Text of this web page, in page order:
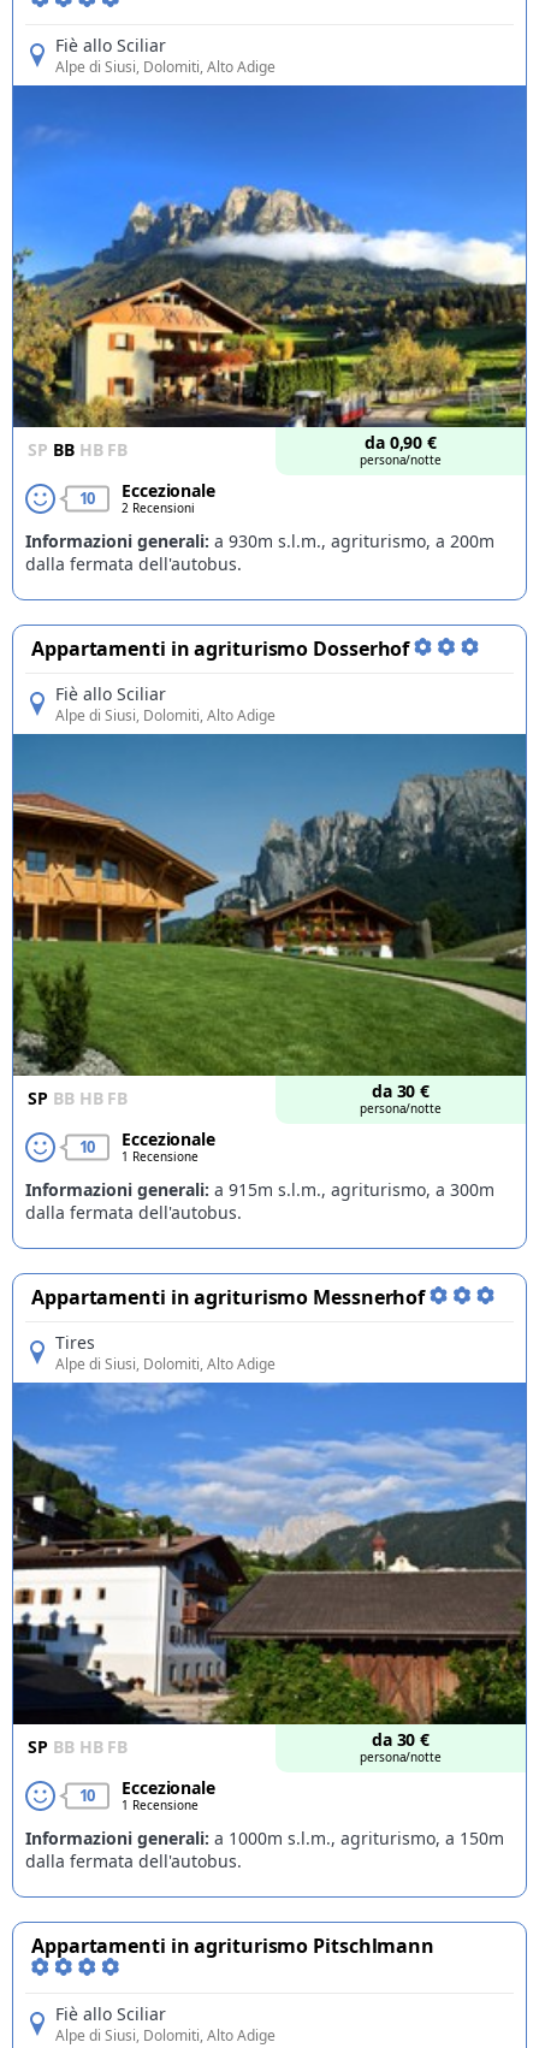
Fiè allo Sciliar
Alpe di Siusi, Dolomiti, Alto Adige
SP BB HB FB da 0,90 €
persona/notte
10 Eccezionale
2 Recensioni
Informazioni generali: a 930m s.l.m., agriturismo, a 200m
dalla fermata dell'autobus.
Appartamenti in agriturismo Dosserhof
Fiè allo Sciliar
Alpe di Siusi, Dolomiti, Alto Adige
SP BB HB FB da 30 €
persona/notte
10 Eccezionale
1 Recensione
Informazioni generali: a 915m s.l.m., agriturismo, a 300m
dalla fermata dell'autobus.
Appartamenti in agriturismo Messnerhof
Tires
Alpe di Siusi, Dolomiti, Alto Adige
SP BB HB FB da 30 €
persona/notte
10 Eccezionale
1 Recensione
Informazioni generali: a 1000m s.l.m., agriturismo, a 150m
dalla fermata dell'autobus.
Appartamenti in agriturismo Pitschlmann
Fiè allo Sciliar
Alpe di Siusi, Dolomiti, Alto Adige